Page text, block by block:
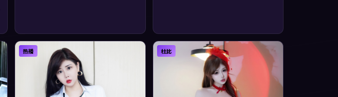
热播 杜比